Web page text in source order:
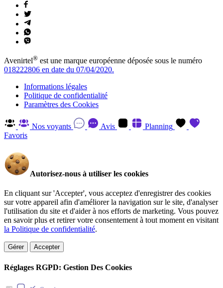
Avenirtel® est une marque européenne déposée sous le numéro
018222806 en date du 07/04/2020.
Informations légales
Politique de confidentialité
Paramètres des Cookies
Nos voyants Avis
Planning
Favoris
Autorisez-nous à utiliser les cookies
En cliquant sur 'Accepter', vous acceptez d'enregistrer des cookies
sur votre appareil afin d'améliorer la navigation sur le site, d'analyser
l'utilisation du site et d'aider à nos efforts de marketing. Vous pouvez
en savoir plus et retirer votre consentement à tout moment en visitant
la Politique de confidentialité.
Gérer Accepter
Réglages RGPD: Gestion Des Cookies